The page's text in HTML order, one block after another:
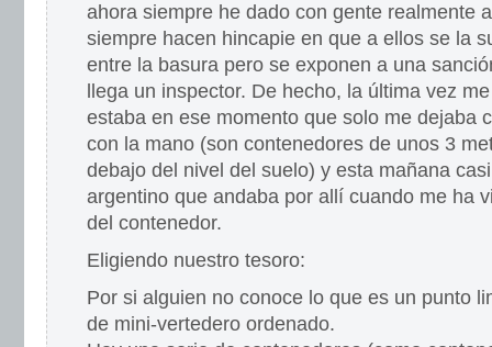
ahora siempre he dado con gente realmente
siempre hacen hincapie en que a ellos se la
entre la basura pero se exponen a una
llega un inspector. De hecho, la última vez
estaba en ese momento que solo me dejaba
con la mano (son contenedores de unos 3
debajo del nivel del suelo) y esta mañana
argentino que andaba por allí cuando me ha
del contenedor.
Eligiendo nuestro tesoro:
Por si alguien no conoce lo que es un punto
de mini-vertedero ordenado.